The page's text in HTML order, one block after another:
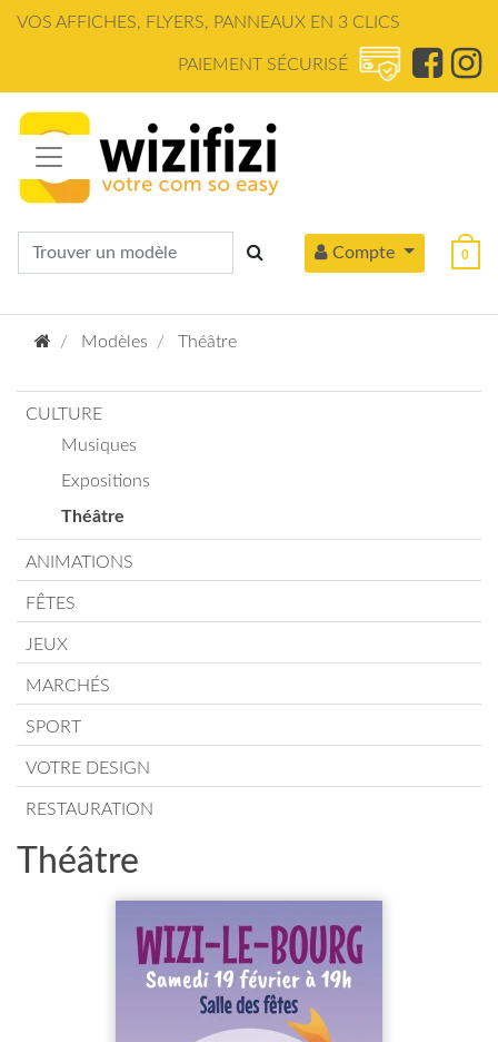
VOS AFFICHES, FLYERS, PANNEAUX EN 3 CLICS
PAIEMENT SÉCURISÉ
Compte 0
Modèles Théâtre
CULTURE
Musiques
Expositions
Théâtre
ANIMATIONS
FÊTES
JEUX
MARCHÉS
SPORT
VOTRE DESIGN
RESTAURATION
Théâtre
Panneau de gestion des cookies